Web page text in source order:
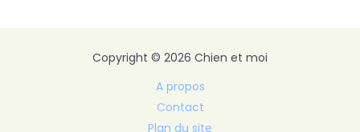
Copyright © 2026 Chien et moi
A propos
Contact
Plan du site